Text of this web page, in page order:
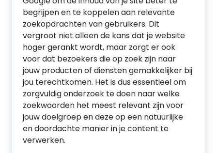
begrijpen en te koppelen aan relevante
zoekopdrachten van gebruikers. Dit
vergroot niet alleen de kans dat je website
hoger gerankt wordt, maar zorgt er ook
voor dat bezoekers die op zoek zijn naar
jouw producten of diensten gemakkelijker bij
jou terechtkomen. Het is dus essentieel om
zorgvuldig onderzoek te doen naar welke
zoekwoorden het meest relevant zijn voor
jouw doelgroep en deze op een natuurlijke
en doordachte manier in je content te
verwerken.